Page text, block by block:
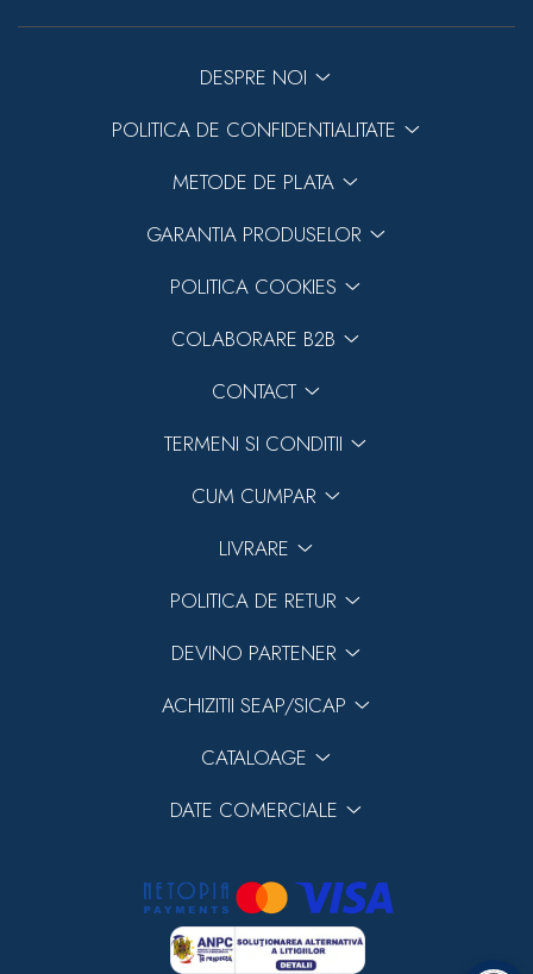
DESPRE NOI
POLITICA DE CONFIDENTIALITATE
METODE DE PLATA
GARANTIA PRODUSELOR
POLITICA COOKIES
COLABORARE B2B
CONTACT
TERMENI SI CONDITII
CUM CUMPAR
LIVRARE
POLITICA DE RETUR
DEVINO PARTENER
ACHIZITII SEAP/SICAP
CATALOAGE
DATE COMERCIALE